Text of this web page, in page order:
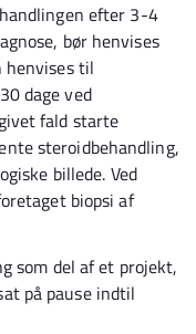
efter 3-4
bør henvises
til
dage ved
fald starte
steroidbehandling,
billede. Ved
biopsi af
som del af et projekt,
på pause indtil